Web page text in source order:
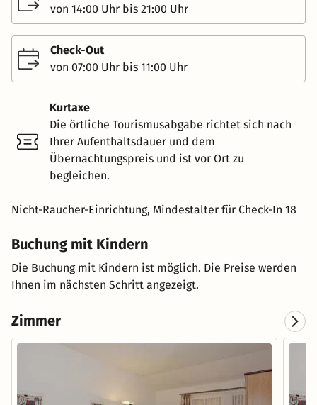
von 14:00 Uhr bis 21:00 Uhr
Check-Out
von 07:00 Uhr bis 11:00 Uhr
Kurtaxe
Die örtliche Tourismusabgabe richtet sich nach
Ihrer Aufenthaltsdauer und dem
Übernachtungspreis und ist vor Ort zu
begleichen.
Nicht-Raucher-Einrichtung, Mindestalter für Check-In 18
Buchung mit Kindern
Die Buchung mit Kindern ist möglich. Die Preise werden
Ihnen im nächsten Schritt angezeigt.
Zimmer